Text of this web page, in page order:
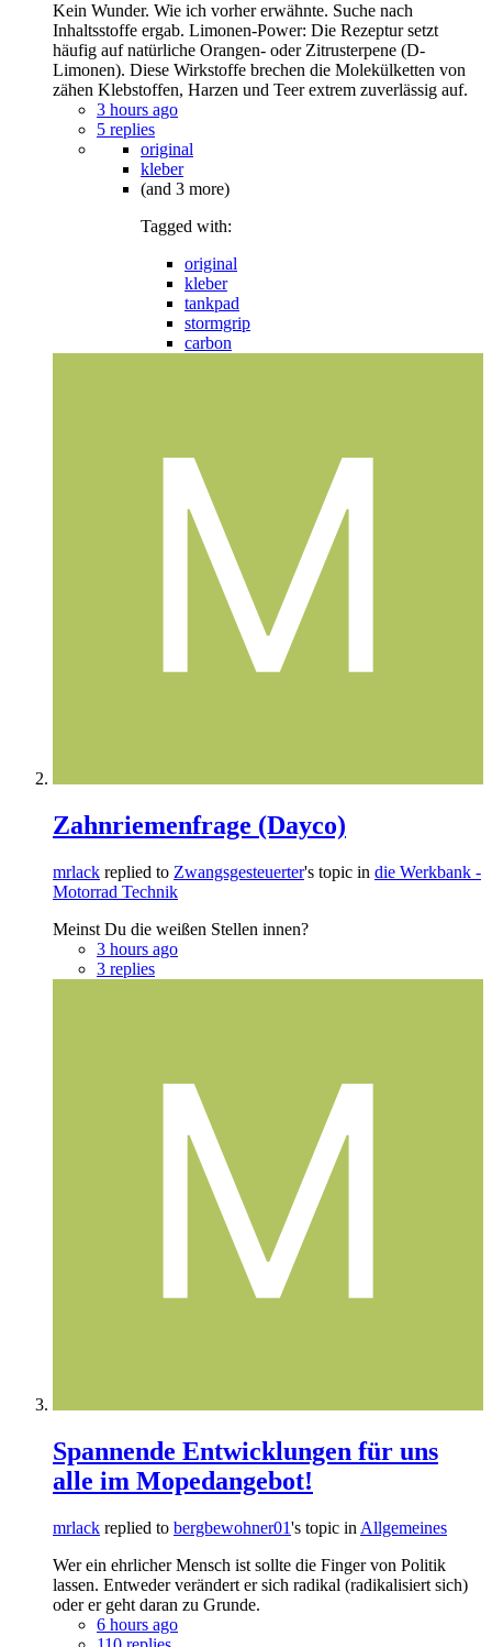
Kein Wunder. Wie ich vorher erwähnte. Suche nach
Inhaltsstoffe ergab. Limonen-Power: Die Rezeptur setzt
häufig auf natürliche Orangen- oder Zitrusterpene (D-
Limonen). Diese Wirkstoffe brechen die Molekülketten von
zähen Klebstoffen, Harzen und Teer extrem zuverlässig auf.
3 hours ago
5 replies
original
kleber
(and 3 more)
Tagged with:
original
kleber
tankpad
stormgrip
carbon
Zahnriemenfrage (Dayco)
mrlack replied to Zwangsgesteuerter's topic in die Werkbank -
Motorrad Technik
Meinst Du die weißen Stellen innen?
3 hours ago
3 replies
Spannende Entwicklungen für uns
alle im Mopedangebot!
mrlack replied to bergbewohner01's topic in Allgemeines
Wer ein ehrlicher Mensch ist sollte die Finger von Politik
lassen. Entweder verändert er sich radikal (radikalisiert sich)
oder er geht daran zu Grunde.
6 hours ago